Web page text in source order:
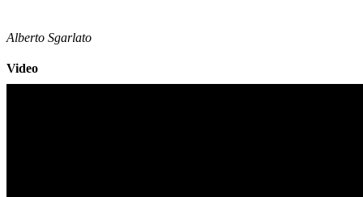
Alberto Sgarlato
Video